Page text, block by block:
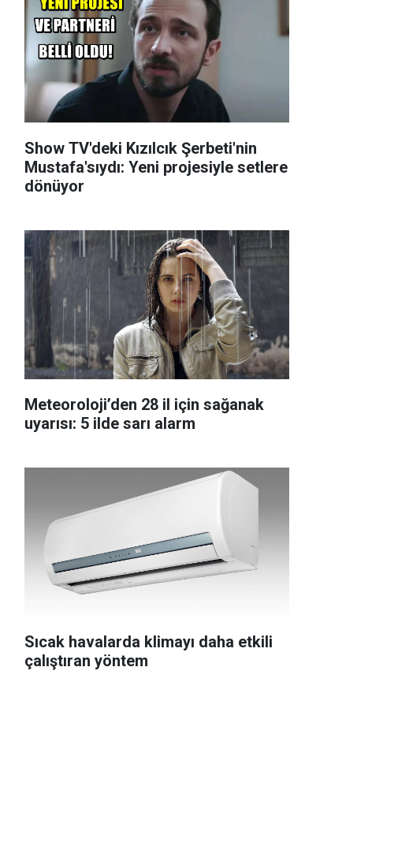
Show TV'deki Kızılcık Şerbeti'nin
Mustafa'sıydı: Yeni projesiyle setlere
dönüyor
Meteoroloji’den 28 il için sağanak
uyarısı: 5 ilde sarı alarm
Sıcak havalarda klimayı daha etkili
çalıştıran yöntem